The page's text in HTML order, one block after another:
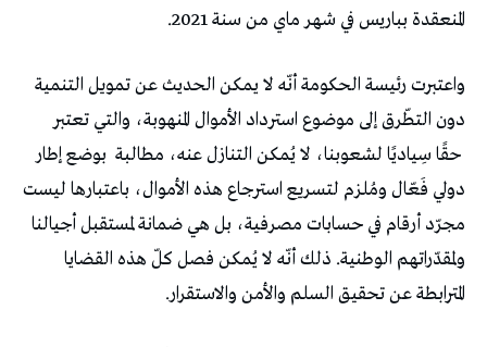
المنعقدة بباريس في شهر ماي من سنة 2021.
واعتبرت رئيسة الحكومة أنّه لا يمكن الحديث عن تمويل التنمية
دون التطّرق إلى موضوع استرداد الأموال المنهوبة، والتي تعتبر
حقًا سِياديًا لشعوبنا، لا يُمكن التنازل عنه، مطالبة بوضع إطار
دولي فَعّال ومُلزم لتسريع استرجاع هذه الأموال، باعتبارها ليست
مجرّد أرقام في حسابات مصرفية، بل هي ضمانة لمستقبل أجيالنا
ولمقدّراتهم الوطنية. ذلك أنّه لا يُمكن فصل كلّ هذه القضايا
المترابطة عن تحقيق السلم والأمن والاستقرار.